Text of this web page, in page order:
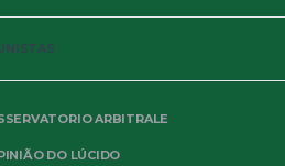
ARBITRALE
DO LÚCIDO
de 08/03. Jogo Palmeiras x...